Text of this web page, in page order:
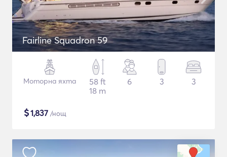
Fairline Squadron 59
Моторна яхта
58 ft
18 m
6 3 3
$1,837 /нощ